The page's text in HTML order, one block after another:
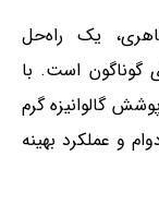
یک راه‌حل
گوناگون است. با
گالوانیزه گرم
و عملکرد بهینه